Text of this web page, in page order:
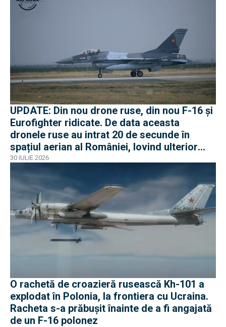
UPDATE: Din nou drone ruse, din nou F-16 și
Eurofighter ridicate. De data aceasta
dronele ruse au intrat 20 de secunde în
spațiul aerian al României, lovind ulterior
Ucraina
30 IULIE 2026
O rachetă de croazieră rusească Kh-101 a
explodat în Polonia, la frontiera cu Ucraina.
Racheta s-a prăbușit înainte de a fi angajată
de un F-16 polonez